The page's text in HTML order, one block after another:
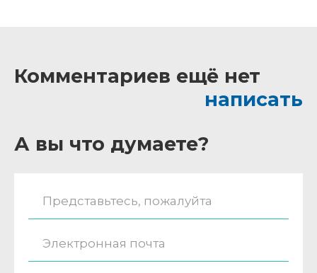
Комментариев ещё нет
написать
А вы что думаете?